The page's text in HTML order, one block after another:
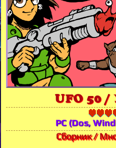
UFO 50 /
PC (Dos,
Сборник /